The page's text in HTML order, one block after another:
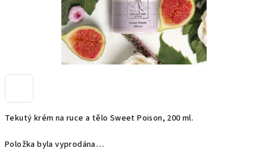
Tekutý krém na ruce a tělo Sweet Poison, 200 ml.
Položka byla vyprodána…